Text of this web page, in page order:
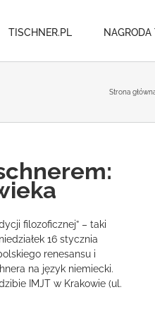
TISCHNER.PL
Strona
filozoficznej” – taki
16 stycznia
renesansu i
na język niemiecki.
IMJT w Krakowie (ul.